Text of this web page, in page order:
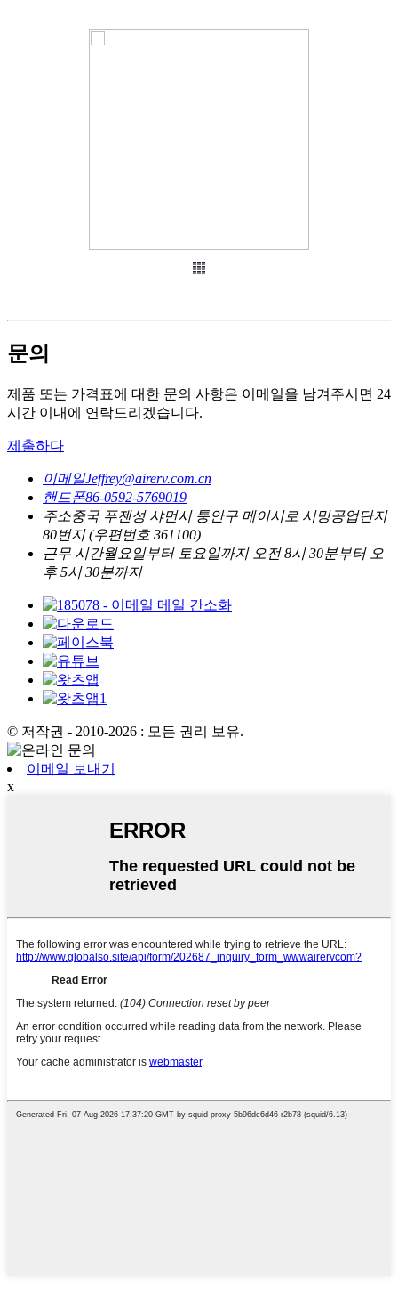
문의
제품 또는 가격표에 대한 문의 사항은 이메일을 남겨주시면 24
시간 이내에 연락드리겠습니다.
제출하다
이메일Jeffrey@airerv.com.cn
핸드폰86-0592-5769019
주소중국 푸젠성 샤먼시 퉁안구 메이시로 시밍공업단지
80번지 (우편번호 361100)
근무 시간월요일부터 토요일까지 오전 8시 30분부터 오
후 5시 30분까지
© 저작권 - 2010-2026 : 모든 권리 보유.
이메일 보내기
x